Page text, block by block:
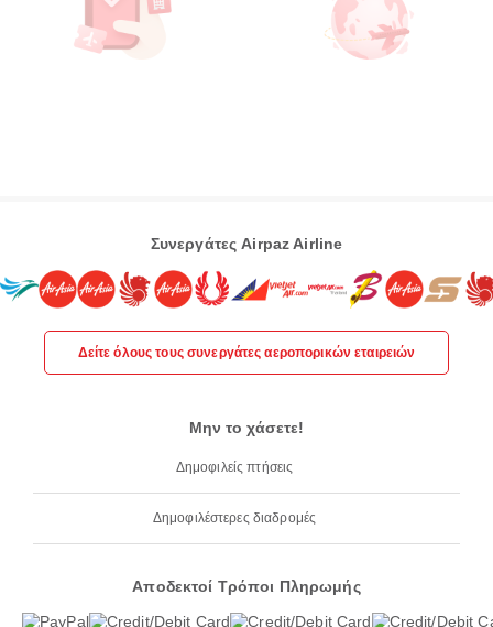
Συνεργάτες Airpaz Airline
Δείτε όλους τους συνεργάτες αεροπορικών εταιρειών
Μην το χάσετε!
Δημοφιλείς πτήσεις
Δημοφιλέστερες διαδρομές
Αποδεκτοί Τρόποι Πληρωμής